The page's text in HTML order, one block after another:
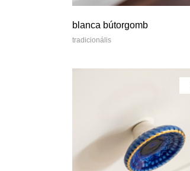
blanca bútorgomb
tradicionális